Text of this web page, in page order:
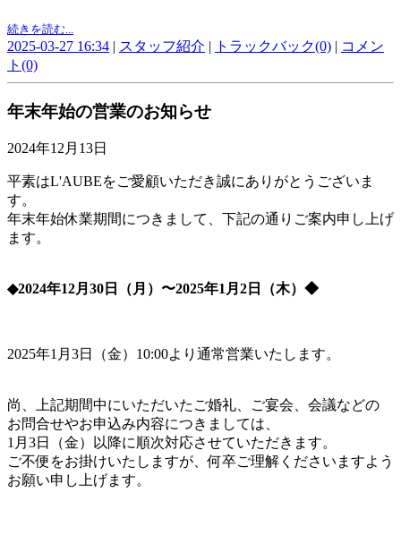
続きを読む...
2025-03-27 16:34 | スタッフ紹介 | トラックバック(0) | コメン
ト(0)
年末年始の営業のお知らせ
2024年12月13日
平素はL'AUBEをご愛顧いただき誠にありがとうございま
す。
年末年始休業期間につきまして、下記の通りご案内申し上げ
ます。
◆2024年12月30日（月）〜2025年1月2日（木）◆
2025年1月3日（金）10:00より通常営業いたします。
尚、上記期間中にいただいたご婚礼、ご宴会、会議などの
お問合せやお申込み内容につきましては、
1月3日（金）以降に順次対応させていただきます。
ご不便をお掛けいたしますが、何卒ご理解くださいますよう
お願い申し上げます。